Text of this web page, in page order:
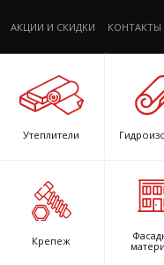
АКЦИИ И СКИДКИ КОНТАКТЫ
Утеплители
Крепеж